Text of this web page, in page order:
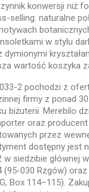
konwersji niż
selling: naturalne
w stylu
dymionymi
wartość koszyka
2 pochodzi z
firmy z ponad
biżuterii. Merebilo
oraz producent
przez
dostępny jest
w siedzibie głównej
(95-030 Rzgów) oraz
Box 114–115).